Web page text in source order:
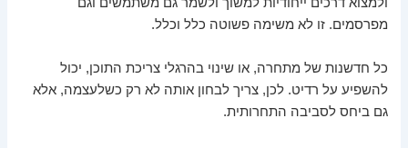
ולמצוא דרכים ייחודיות למשוך ולשמר גם משתמשים וגם
מפרסמים. זו לא משימה פשוטה כלל וכלל.
כל חדשנות של מתחרה, או שינוי בהרגלי צריכת התוכן, יכול
להשפיע על רדיט. לכן, צריך לבחון אותה לא רק כשלעצמה, אלא
גם ביחס לסביבה התחרותית.